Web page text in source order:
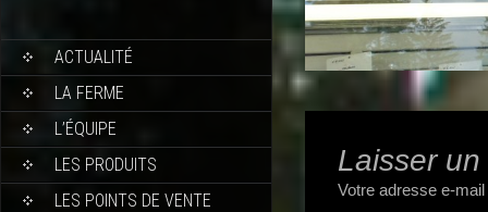
ACTUALITÉ
LA FERME
L’ÉQUIPE
LES PRODUITS
LES POINTS DE VENTE
Laisser
Votre adresse e-